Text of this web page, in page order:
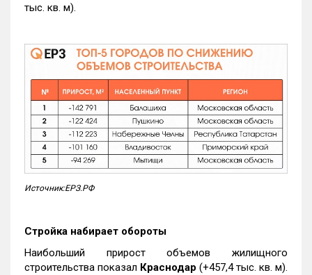
тыс. кв. м).
Источник:ЕРЗ.РФ
Стройка набирает обороты
Наибольший прирост объемов жилищного
строительства показал Краснодар (+457,4 тыс. кв. м).